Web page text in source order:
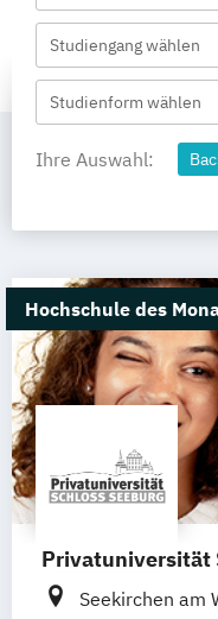
Studiengang wählen
Studienform wählen
Ihre Auswahl:
Hochschule des
Privatuniversität
Seekirchen am